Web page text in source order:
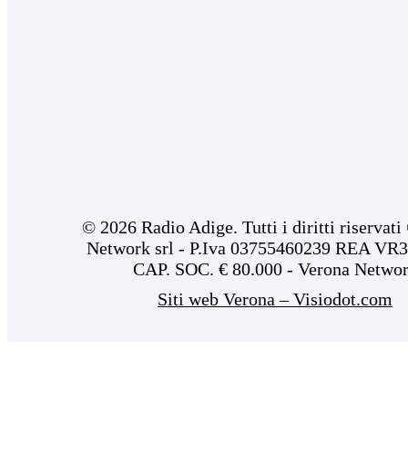
© 2026 Radio Adige. Tutti i diritti riservati
Network srl - P.Iva 03755460239 REA
CAP. SOC. € 80.000 - Verona
Siti web Verona – Visiodot.com